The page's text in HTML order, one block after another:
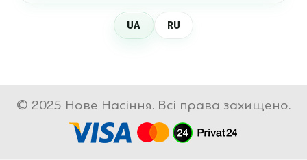
UA RU
© 2025 Нове Насіння. Всі права захищено.